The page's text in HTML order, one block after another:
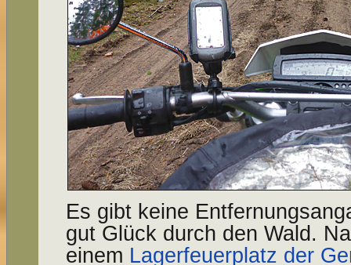
Es gibt keine
gut Glück durch den Wald.
einem Lagerfeuerplatz der